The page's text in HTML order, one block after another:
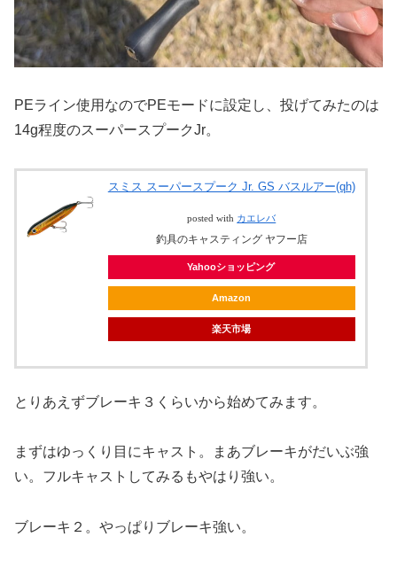
PEライン使用なのでPEモードに設定し、投げてみたのは
14g程度のスーパースプークJr。
スミス スーパースプーク Jr. GS バスルアー(qh)
posted with カエレバ
釣具のキャスティング ヤフー店
Yahooショッピング
Amazon
楽天市場
とりあえずブレーキ３くらいから始めてみます。
まずはゆっくり目にキャスト。まあブレーキがだいぶ強
い。フルキャストしてみるもやはり強い。
ブレーキ２。やっぱりブレーキ強い。